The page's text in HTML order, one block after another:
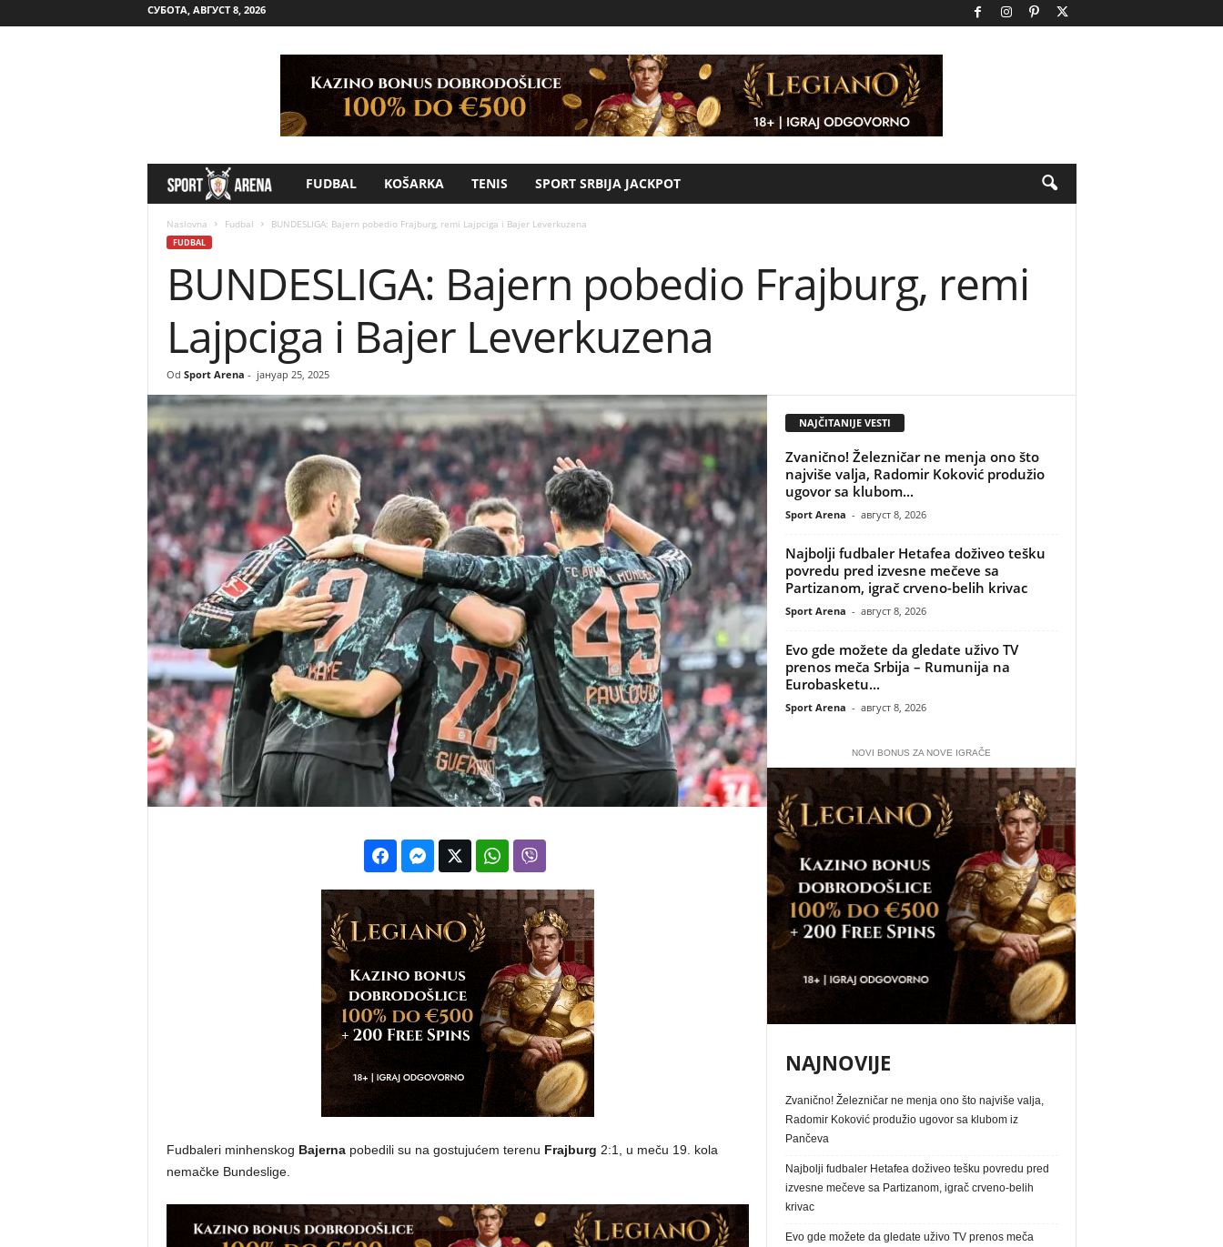
СУБОТА, АВГУСТ 8, 2026
p
r
t
A
r
e
n
a
FUDBAL KOŠARKA TENIS SPORT SRBIJA JACKPOT
Naslovna Fudbal BUNDESLIGA: Bajern pobedio Frajburg, remi Lajpciga i Bajer Leverkuzena
FUDBAL
BUNDESLIGA: Bajern pobedio Frajburg, remi
Lajpciga i Bajer Leverkuzena
Od Sport Arena - јануар 25, 2025
Fudbaleri minhenskog Bajernapobedili su na gostujućem terenu Frajburg 2:1, u meču 19. kola
nemačke Bundeslige.
NAJČITANIJE VESTI
Zvanično! Železničar ne menja ono što
najviše valja, Radomir Koković produžio
ugovor sa klubom...
Sport Arena - август 8, 2026
Najbolji fudbaler Hetafea doživeo tešku
povredu pred izvesne mečeve sa
Partizanom, igrač crveno-belih krivac
Sport Arena - август 8, 2026
Evo gde možete da gledate uživo TV
prenos meča Srbija – Rumunija na
Eurobasketu...
Sport Arena - август 8, 2026
NOVI BONUS ZA NOVE IGRAČE
NAJNOVIJE
Zvanično! Železničar ne menja ono što najviše valja,
Radomir Koković produžio ugovor sa klubom iz
Pančeva
Najbolji fudbaler Hetafea doživeo tešku povredu pred
izvesne mečeve sa Partizanom, igrač crveno-belih
krivac
Evo gde možete da gledate uživo TV prenos meča